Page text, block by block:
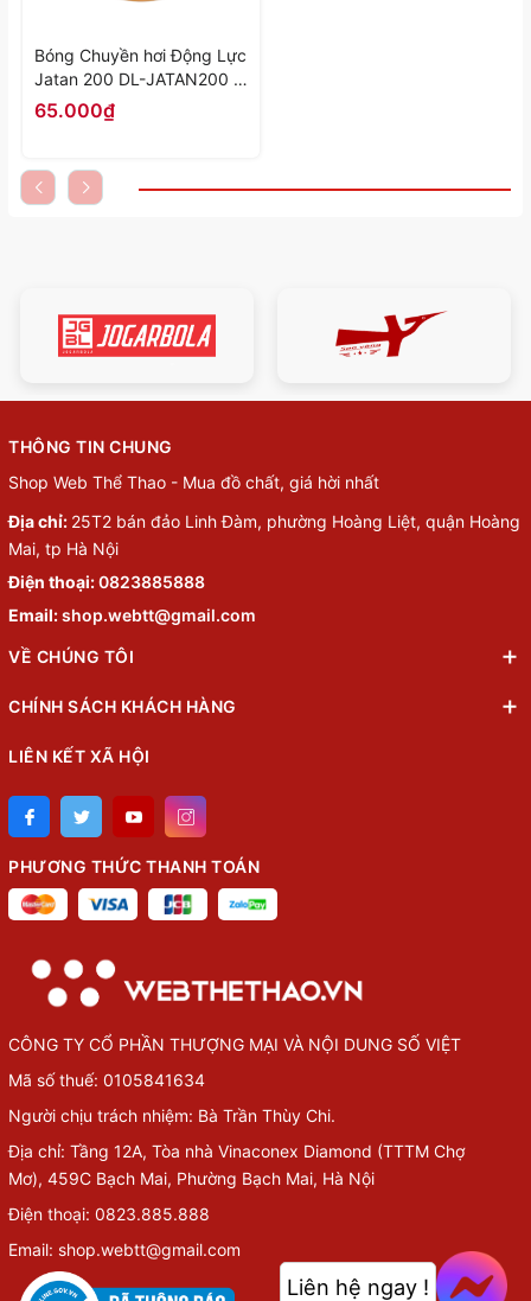
Bóng Chuyền hơi Động Lực
Jatan 200 DL-JATAN200 -
Hàng Chính Hãng
65.000₫
THÔNG TIN CHUNG
Shop Web Thể Thao - Mua đồ chất, giá hời nhất
Địa chỉ: 25T2 bán đảo Linh Đàm, phường Hoàng Liệt, quận Hoàng
Mai, tp Hà Nội
Điện thoại:0823885888
Email:shop.webtt@gmail.com
VỀ CHÚNG TÔI
CHÍNH SÁCH KHÁCH HÀNG
LIÊN KẾT XÃ HỘI
PHƯƠNG THỨC THANH TOÁN
CÔNG TY CỔ PHẦN THƯỢNG MẠI VÀ NỘI DUNG SỐ VIỆT
Mã số thuế: 0105841634
Người chịu trách nhiệm: Bà Trần Thùy Chi.
Địa chỉ: Tầng 12A, Tòa nhà Vinaconex Diamond (TTTM Chợ
Mơ), 459C Bạch Mai, Phường Bạch Mai, Hà Nội
Điện thoại: 0823.885.888
Email: shop.webtt@gmail.com
Liên hệ ngay !